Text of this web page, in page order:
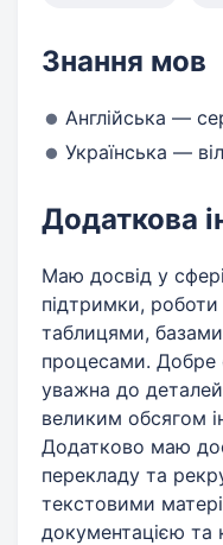
Знання мов
Англійська —
Українська —
Додаткова
Маю досвід у
підтримки,
таблицями,
процесами. Добре
уважна до
великим обсягом
Додатково маю
перекладу та
текстовими
документацією та